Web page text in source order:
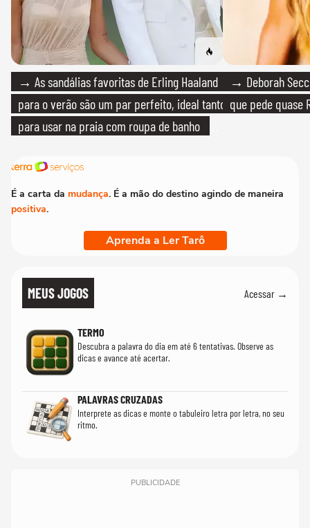
→ As sandálias favoritas de Erling Haaland
para o verão são um par perfeito, ideal tanto
para usar na praia com roupa de banho
→ Deborah
que pede quase
É a carta da mudança. É a mão do destino agindo de maneira
positiva.
Aprenda a Ler Tarô
MEUS JOGOS Acessar →
TERMO
Descubra a palavra do dia em até 6 tentativas. Observe as
dicas e avance até acertar.
PALAVRAS CRUZADAS
Interprete as dicas e monte o tabuleiro letra por letra, no seu
ritmo.
PUBLICIDADE